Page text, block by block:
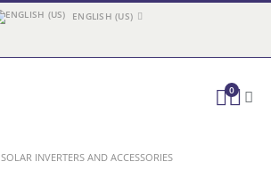
ENGLISH (US)
0
SOLAR INVERTERS AND ACCESSORIES